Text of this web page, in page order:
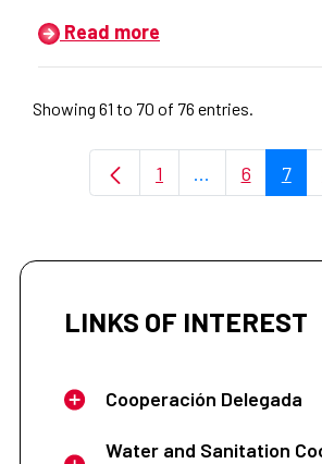
Read more
Showing 61 to 70 of 76 entries.
Page
1 ...Intermediate
Page
6 7
LINKS OF INTEREST
Cooperación Delegada
Water and Sanitation